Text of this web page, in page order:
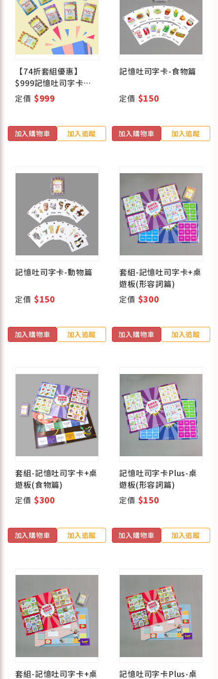
【74折套組優惠】
$999記憶吐司字卡全
系列套組
定價 $999
加入購物車 加入追蹤
記憶吐司字卡-食物篇
定價 $150
加入購物車 加入追蹤
記憶吐司字卡-動物篇
定價 $150
加入購物車 加入追蹤
套組-記憶吐司字卡+桌
遊板(形容詞篇)
定價 $300
加入購物車 加入追蹤
套組-記憶吐司字卡+桌
遊板(食物篇)
定價 $300
加入購物車 加入追蹤
記憶吐司字卡Plus-桌
遊板(形容詞篇)
定價 $150
加入購物車 加入追蹤
套組-記憶吐司字卡+桌
記憶吐司字卡Plus-桌